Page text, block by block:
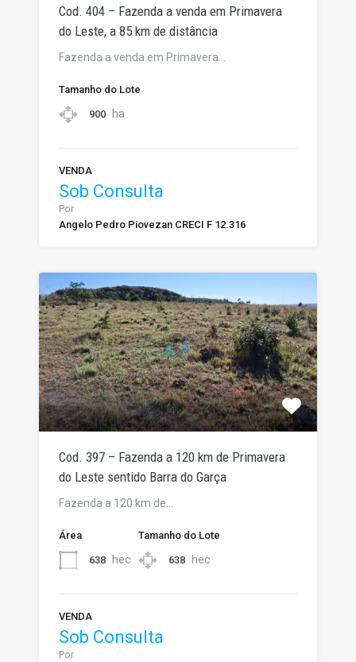
Cod. 404 – Fazenda a venda em Primavera
do Leste, a 85 km de distância
Fazenda a venda em Primavera…
Tamanho do Lote
900 ha
VENDA
Sob Consulta
Por
Angelo Pedro Piovezan CRECI F 12.316
Cod. 397 – Fazenda a 120 km de Primavera
do Leste sentido Barra do Garça
Fazenda a 120 km de…
Área
638 hec
Tamanho do Lote
638 hec
VENDA
Sob Consulta
Por